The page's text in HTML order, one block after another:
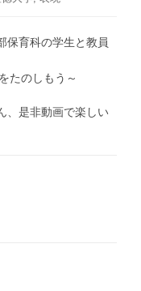
予
制）
の
お
保育科の学生と教員
たのしもう～
、是非動画で楽しい